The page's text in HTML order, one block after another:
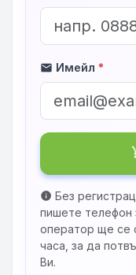
mail Имейл *
info Без
пишете телефон
оператор ще се
часа, за да
Ви.